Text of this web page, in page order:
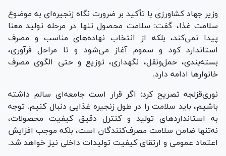
وزیر جهاد کشاورزی با تأکید بر ضرورت نگاه زنجیره‌ای به موضوع
سلامت غذا، گفت: سلامت محصول تنها در مرحله تولید معنا
پیدا نمی‌کند، بلکه از انتخاب نهاده‌های مناسب و مصرف
استاندارد کود و سموم آغاز می‌شود و تا مراحل فرآوری،
بسته‌بندی، حمل‌ونقل، نگهداری، توزیع و حتی الگوی مصرف
خانوار‌ها ادامه دارد.
نوری‌قزلجه تصریح کرد: اگر قرار است جامعه‌ای سالم داشته
باشیم، باید سلامت را در طول زنجیره غذایی دنبال کنیم. توجه
به استاندارد‌های تولید و کنترل دقیق کیفیت محصولات،
نه‌تنها ضامن سلامت مصرف‌کنندگان است، بلکه موجب افزایش
اعتماد عمومی و ارتقای کیفیت تولیدات داخلی نیز خواهد شد.